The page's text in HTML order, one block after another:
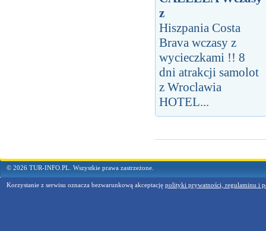
z
Hiszpania Costa
Brava wczasy z
wycieczkami !! 8
dni atrakcji samolot
z Wroclawia
HOTEL...
© 2026 TUR-INFO.PL. Wszystkie prawa zastrzeżone.
Korzystanie z serwisu oznacza bezwarunkową akceptację polityki prywatności, regulaminu i